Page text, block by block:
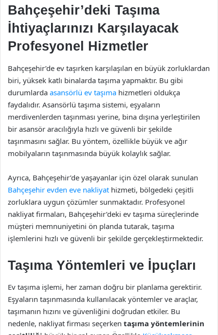
Bahçeşehir’deki Taşıma
İhtiyaçlarınızı Karşılayacak
Profesyonel Hizmetler
Bahçeşehir’de ev taşırken karşılaşılan en büyük zorluklardan
biri, yüksek katlı binalarda taşıma yapmaktır. Bu gibi
durumlarda asansörlü ev taşıma hizmetleri oldukça
faydalıdır. Asansörlü taşıma sistemi, eşyaların
merdivenlerden taşınması yerine, bina dışına yerleştirilen
bir asansör aracılığıyla hızlı ve güvenli bir şekilde
taşınmasını sağlar. Bu yöntem, özellikle büyük ve ağır
mobilyaların taşınmasında büyük kolaylık sağlar.
Ayrıca, Bahçeşehir’de yaşayanlar için özel olarak sunulan
Bahçeşehir evden eve nakliyat hizmeti, bölgedeki çeşitli
zorluklara uygun çözümler sunmaktadır. Profesyonel
nakliyat firmaları, Bahçeşehir’deki ev taşıma süreçlerinde
müşteri memnuniyetini ön planda tutarak, taşıma
işlemlerini hızlı ve güvenli bir şekilde gerçekleştirmektedir.
Taşıma Yöntemleri ve İpuçları
Ev taşıma işlemi, her zaman doğru bir planlama gerektirir.
Eşyaların taşınmasında kullanılacak yöntemler ve araçlar,
taşımanın hızını ve güvenliğini doğrudan etkiler. Bu
nedenle, nakliyat firması seçerken taşıma yöntemlerinin